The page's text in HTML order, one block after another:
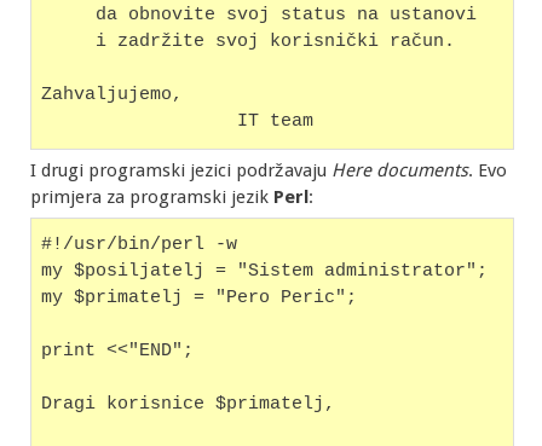
     da obnovite svoj status na ustanovi
     i zadržite svoj korisnički račun.
Zahvaljujemo,
                  IT team
I drugi programski jezici podržavaju Here documents. Evo
primjera za programski jezik Perl:
#!/usr/bin/perl -w
my $posiljatelj = "Sistem administrator";
my $primatelj = "Pero Peric";
print <<"END";
Dragi korisnice $primatelj,